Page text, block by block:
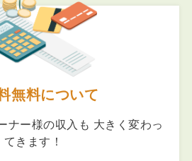
無料について
ナー様の収入も 大きく変わっ
てきます！